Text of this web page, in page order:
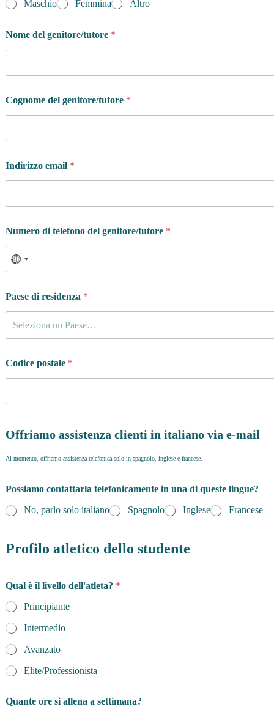
Maschio Femmina Altro
u
a
p
o
r
m
a
o
Nome del genitore/tutore *
Cognome del genitore/tutore *
Indirizzo email *
Numero di telefono del genitore/tutore *
Paese di residenza *
Seleziona un Paese…
Codice postale *
Offriamo assistenza clienti in italiano via e-mail
Al momento, offriamo assistenza telefonica solo in spagnolo, inglese e francese.
Possiamo contattarla telefonicamente in una di queste lingue?
No, parlo solo italiano
Spagnolo Inglese Francese
Profilo atletico dello studente
Qual è il livello dell'atleta? *
Principiante
Intermedio
Avanzato
Elite/Professionista
Quante ore si allena a settimana?